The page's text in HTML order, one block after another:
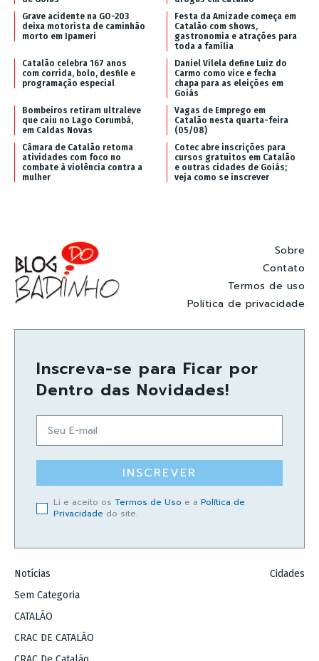
Grave acidente na GO-203
deixa motorista de caminhão
morto em Ipameri
Festa da Amizade começa em
Catalão com shows,
gastronomia e atrações para
toda a família
Catalão celebra 167 anos
com corrida, bolo, desfile e
programação especial
Daniel Vilela define Luiz do
Carmo como vice e fecha
chapa para as eleições em
Goiás
Bombeiros retiram ultraleve
que caiu no Lago Corumbá,
em Caldas Novas
Vagas de Emprego em
Catalão nesta quarta-feira
(05/08)
Câmara de Catalão retoma
atividades com foco no
combate à violência contra a
mulher
Cotec abre inscrições para
cursos gratuitos em Catalão
e outras cidades de Goiás;
veja como se inscrever
Sobre
Contato
Termos de uso
Política de privacidade
Inscreva-se para Ficar por
Dentro das Novidades!
INSCREVER
Li e aceito os Termos de Uso e a Política de
Privacidade do site.
Notícias
Sem Categoria
CATALÃO
CRAC DE CATALÃO
Cidades